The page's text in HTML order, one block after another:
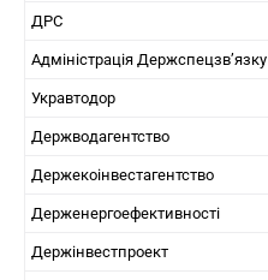
ДРС
Адміністрація Держспецзв’язку
Укравтодор
Держводагентство
Держекоінвестагентство
Держенергоефективності
Держінвестпроект